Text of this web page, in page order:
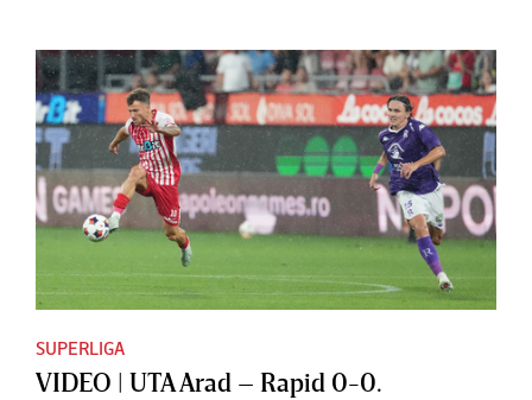
SUPERLIGA
VIDEO | UTA Arad – Rapid 0-0.